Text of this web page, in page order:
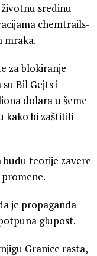
sredinu
chemtrails-
mraka.
za blokiranje
Bil Gejts i
dolara u šeme
kako bi zaštitili
teorije zavere
je propaganda
glupost.
Granice rasta,